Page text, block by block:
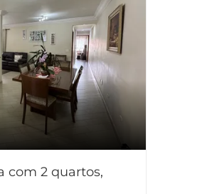
com 2 quartos,